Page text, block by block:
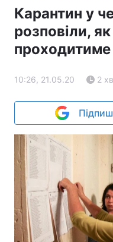
Карантин у
розповіли,
проходитиме
10:26, 21.05.20 2